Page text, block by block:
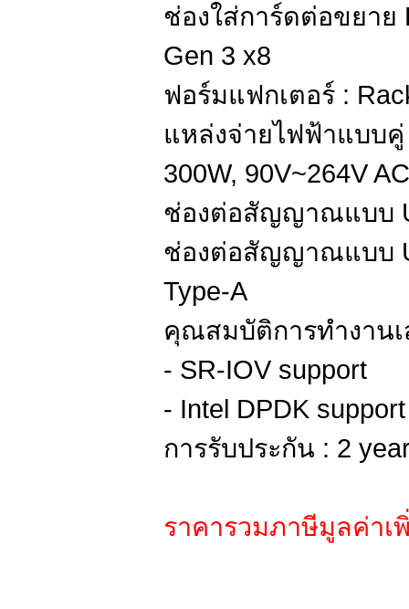
ช่องใส่การ์ดต่อขยาย
Gen 3 x8
ฟอร์มแฟกเตอร์ :
แหล่งจ่ายไฟฟ้าแบบคู่
300W, 90V~264V AC
ช่องต่อสัญญาณแบบ
ช่องต่อสัญญาณแบบ
Type-A
คุณสมบัติการทำงาน
- SR-IOV support
- Intel DPDK support
การรับประกัน : 2
ราคารวมภาษีมูลค่าเ